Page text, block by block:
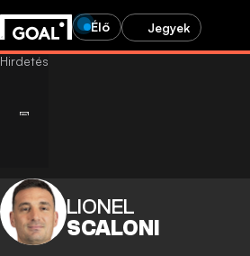
Élő Jegyek
LIONEL
SCALONI